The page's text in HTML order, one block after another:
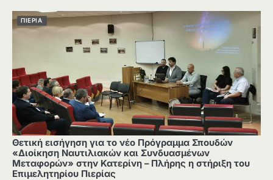
ΠΙΕΡΙΑ
Θετική εισήγηση για το νέο Πρόγραμμα Σπουδών
«Διοίκηση Ναυτιλιακών και Συνδυασμένων
Μεταφορών» στην Κατερίνη – Πλήρης η στήριξη του
Επιμελητηρίου Πιερίας